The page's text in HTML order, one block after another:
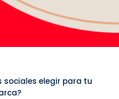
sociales elegir para tu